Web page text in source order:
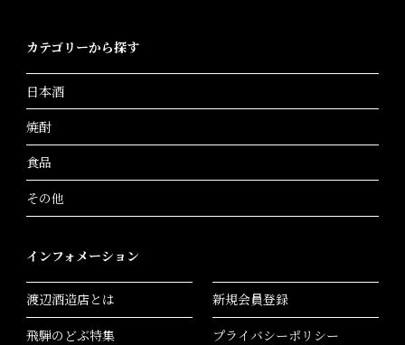
カテゴリーから探す
日本酒
焼酎
食品
その他
インフォメーション
渡辺酒造店とは
飛騨のどぶ特集
新規会員登録
プライバシーポリシー